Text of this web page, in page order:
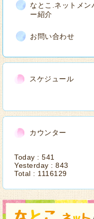
なとこ.ネットメン
ー紹介
お問い合わせ
スケジュール
カウンター
Today : 541
Yesterday : 843
Total : 1116129